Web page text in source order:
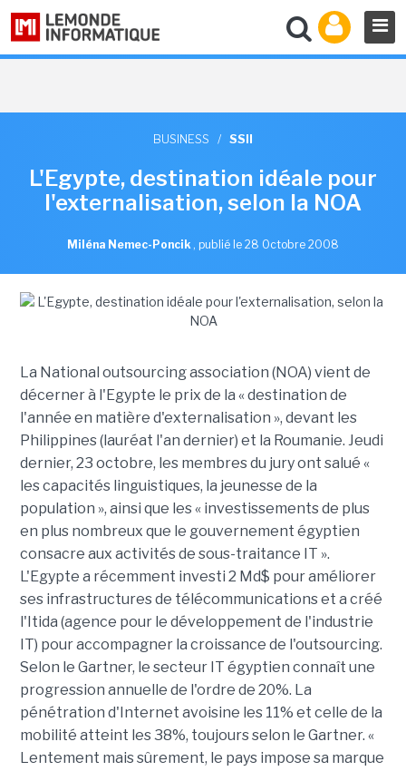
BUSINESS / SSII
L'Egypte, destination idéale pour
l'externalisation, selon la NOA
Miléna Nemec-Poncik , publié le 28 Octobre 2008
La National outsourcing association (NOA) vient de
décerner à l'Egypte le prix de la « destination de
l'année en matière d'externalisation », devant les
Philippines (lauréat l'an dernier) et la Roumanie. Jeudi
dernier, 23 octobre, les membres du jury ont salué «
les capacités linguistiques, la jeunesse de la
population », ainsi que les « investissements de plus
en plus nombreux que le gouvernement égyptien
consacre aux activités de sous-traitance IT ».
L'Egypte a récemment investi 2 Md$ pour améliorer
ses infrastructures de télécommunications et a créé
l'Itida (agence pour le développement de l'industrie
IT) pour accompagner la croissance de l'outsourcing.
Selon le Gartner, le secteur IT égyptien connaît une
progression annuelle de l'ordre de 20%. La
pénétration d'Internet avoisine les 11% et celle de la
mobilité atteint les 38%, toujours selon le Gartner. «
Lentement mais sûrement, le pays impose sa marque